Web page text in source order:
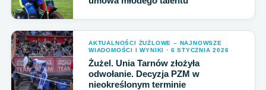
AKTUALNOŚCI ŻUŻLOWE – NAJNOWSZE
WIADOMOŚCI I WYNIKI · 6 STYCZNIA 2026
Żużel. Unia Tarnów złożyła
odwołanie. Decyzja PZM w
nieokreślonym terminie